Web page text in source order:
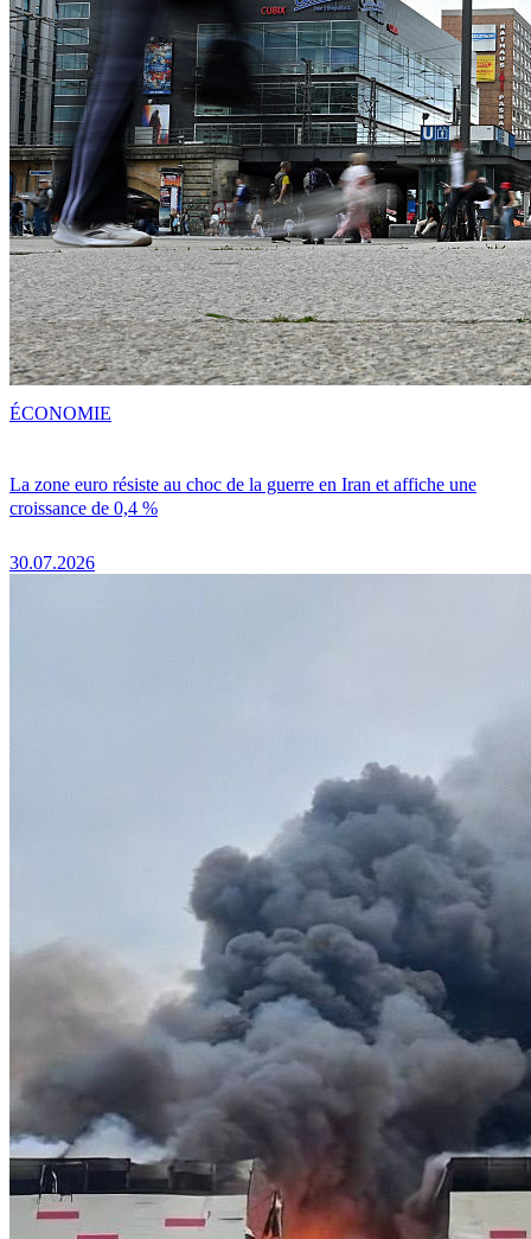
La zone euro résiste au choc de la guerre en Iran et affiche une
croissance de 0,4 %
30.07.2026
ÉCONOMIE